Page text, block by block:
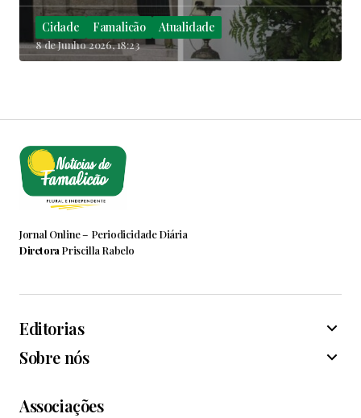
Cidade Famalicão Atualidade
8 de Junho 2026, 18:23
Jornal Online – Periodicidade Diária
Diretora Priscilla Rabelo
Editorias
Sobre nós
Associações